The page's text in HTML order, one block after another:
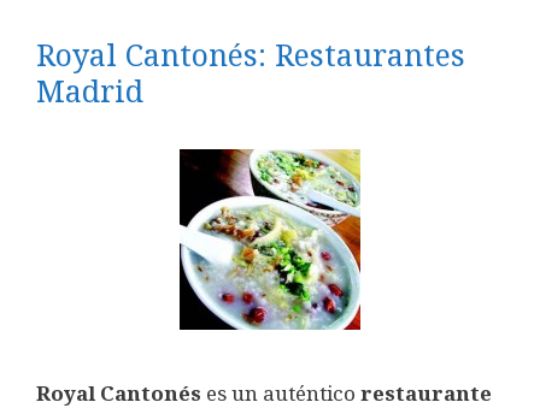
Royal Cantonés: Restaurantes
Madrid
Royal Cantonés es un auténtico restaurante